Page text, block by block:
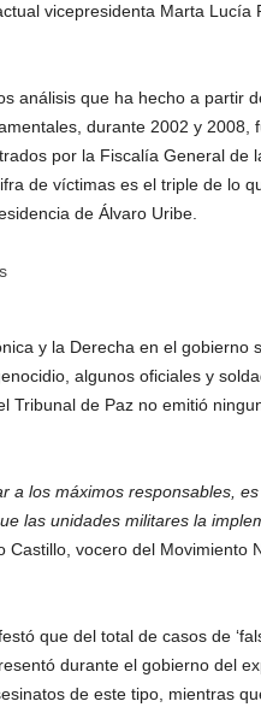
vicepresidenta Marta Lucía
análisis que ha hecho a partir
durante 2002 y 2008,
por la Fiscalía General de
de víctimas es el triple de lo
de Álvaro Uribe.
y la Derecha en el gobierno
algunos oficiales y
Tribunal de Paz no emitió
a los máximos responsables,
las unidades militares la
Castillo, vocero del Movimiento
que del total de casos de
durante el gobierno del
de este tipo, mientras